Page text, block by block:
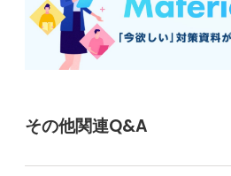
その他関連Q&A